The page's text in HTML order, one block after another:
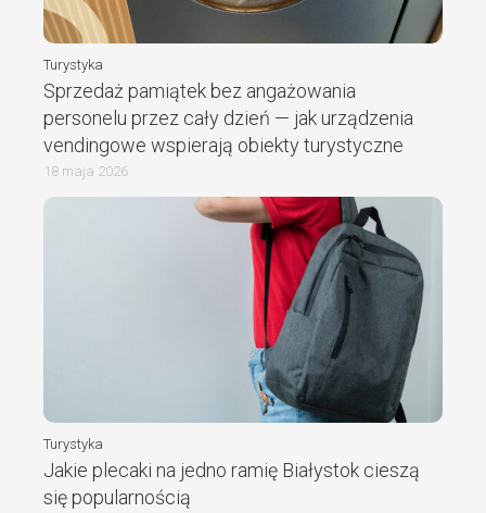
Turystyka
Sprzedaż pamiątek bez angażowania
personelu przez cały dzień — jak urządzenia
vendingowe wspierają obiekty turystyczne
18 maja 2026
Turystyka
Jakie plecaki na jedno ramię Białystok cieszą
się popularnością